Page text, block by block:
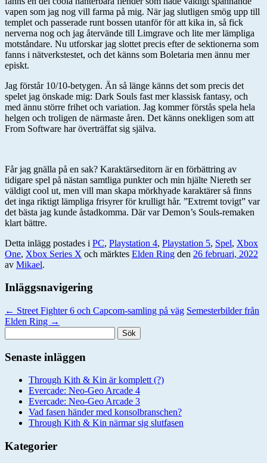
vapen som jag nog vill farma på mig. När jag slutligen smög upp till
templet och passerade runt bossen utanför för att kika in, så fick
nerverna nog och jag återvände till Limgrave och lite mer lämpliga
motståndare. Nu utforskar jag slottet precis efter de sektionerna som
fanns i nätverkstestet, och det känns som Boletaria men ännu mer
episkt.
Jag förstår 10/10-betygen. Än så länge känns det som precis det
spelet jag önskade mig: Dark Souls fast mer klassisk fantasy, och
med ännu större frihet och variation. Jag kommer förstås spela hela
helgen och troligen de närmaste åren. Det känns onekligen som att
From Software har överträffat sig själva.
Får jag gnälla på en sak? Karaktärseditorn är en förbättring av
tidigare spel på nästan samtliga punkter och min hjälte Niereth ser
väldigt cool ut, men vill man skapa mörkhyade karaktärer så finns
det inga riktigt lämpliga frisyrer för krulligt hår. ”Extremt tovigt” var
det bästa jag kunde åstadkomma. Där var Demon’s Souls-remaken
klart bättre.
Detta inlägg postades i PC, Playstation 4, Playstation 5, Spel, Xbox
One, Xbox Series X och märktes Elden Ring den 26 februari, 2022
av Mikael.
Inläggsnavigering
← Street Fighter 6 och Capcom-samling på väg Semesterbilder från
Elden Ring →
efter:
Senaste inläggen
Through Kith & Kin är komplett (?)
Evercade: Neo-Geo Arcade 4
Evercade: Neo-Geo Arcade 3
Vad fasen händer med konsolbranschen?
Through Kith & Kin närmar sig slutfasen
Kategorier